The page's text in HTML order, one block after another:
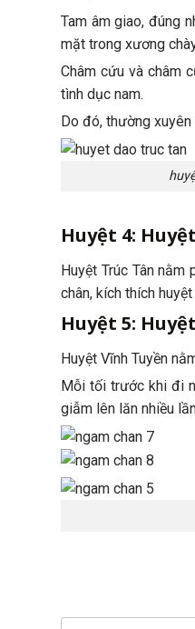
Tam âm giao, đúng
mặt trong xương
Châm cứu và châm
tình dục nam.
Do đó, thường
Huyệt 4:
Huyệt Trúc Tân
chân, kích thích
Huyệt 5:
Huyệt Vĩnh Tuyền
Mỗi tối trước khi đi
giẫm lên lăn nhiều